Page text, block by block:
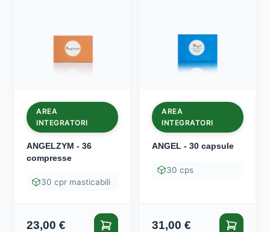
AREA
INTEGRATORI
ANGELZYM - 36
compresse
30 cpr masticabili
23,00 €
AREA
INTEGRATORI
ANGEL - 30 capsule
30 cps
31,00 €